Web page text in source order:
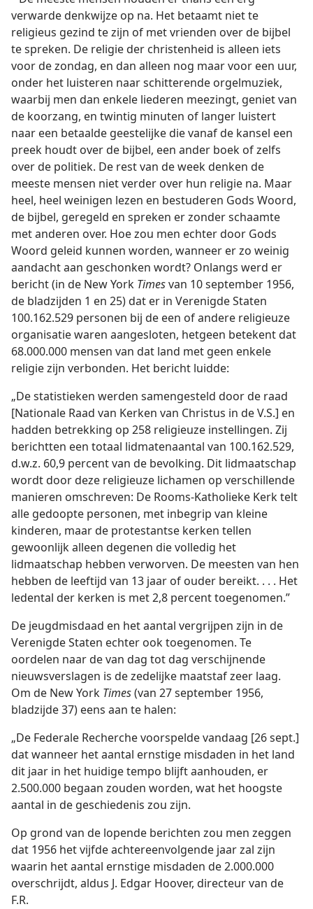
verwarde denkwijze op na. Het betaamt niet te
religieus gezind te zijn of met vrienden over de bijbel
te spreken. De religie der christenheid is alleen iets
voor de zondag, en dan alleen nog maar voor een uur,
onder het luisteren naar schitterende orgelmuziek,
waarbij men dan enkele liederen meezingt, geniet van
de koorzang, en twintig minuten of langer luistert
naar een betaalde geestelijke die vanaf de kansel een
preek houdt over de bijbel, een ander boek of zelfs
over de politiek. De rest van de week denken de
meeste mensen niet verder over hun religie na. Maar
heel, heel weinigen lezen en bestuderen Gods Woord,
de bijbel, geregeld en spreken er zonder schaamte
met anderen over. Hoe zou men echter door Gods
Woord geleid kunnen worden, wanneer er zo weinig
aandacht aan geschonken wordt? Onlangs werd er
bericht (in de New York Timesvan 10 september 1956,
de bladzijden 1 en 25) dat er in Verenigde Staten
100.162.529 personen bij de een of andere religieuze
organisatie waren aangesloten, hetgeen betekent dat
68.000.000 mensen van dat land met geen enkele
religie zijn verbonden. Het bericht luidde:
„De statistieken werden samengesteld door de raad
[Nationale Raad van Kerken van Christus in de V.S.] en
hadden betrekking op 258 religieuze instellingen. Zij
berichtten een totaal lidmatenaantal van 100.162.529,
d.w.z. 60,9 percent van de bevolking. Dit lidmaatschap
wordt door deze religieuze lichamen op verschillende
manieren omschreven: De Rooms-Katholieke Kerk telt
alle gedoopte personen, met inbegrip van kleine
kinderen, maar de protestantse kerken tellen
gewoonlijk alleen degenen die volledig het
lidmaatschap hebben verworven. De meesten van hen
hebben de leeftijd van 13 jaar of ouder bereikt. . . . Het
ledental der kerken is met 2,8 percent toegenomen.”
De jeugdmisdaad en het aantal vergrijpen zijn in de
Verenigde Staten echter ook toegenomen. Te
oordelen naar de van dag tot dag verschijnende
nieuwsverslagen is de zedelijke maatstaf zeer laag.
Om de New York Times(van 27 september 1956,
bladzijde 37) eens aan te halen:
„De Federale Recherche voorspelde vandaag [26 sept.]
dat wanneer het aantal ernstige misdaden in het land
dit jaar in het huidige tempo blijft aanhouden, er
2.500.000 begaan zouden worden, wat het hoogste
aantal in de geschiedenis zou zijn.
Op grond van de lopende berichten zou men zeggen
dat 1956 het vijfde achtereenvolgende jaar zal zijn
waarin het aantal ernstige misdaden de 2.000.000
overschrijdt, aldus J. Edgar Hoover, directeur van de
F.R.